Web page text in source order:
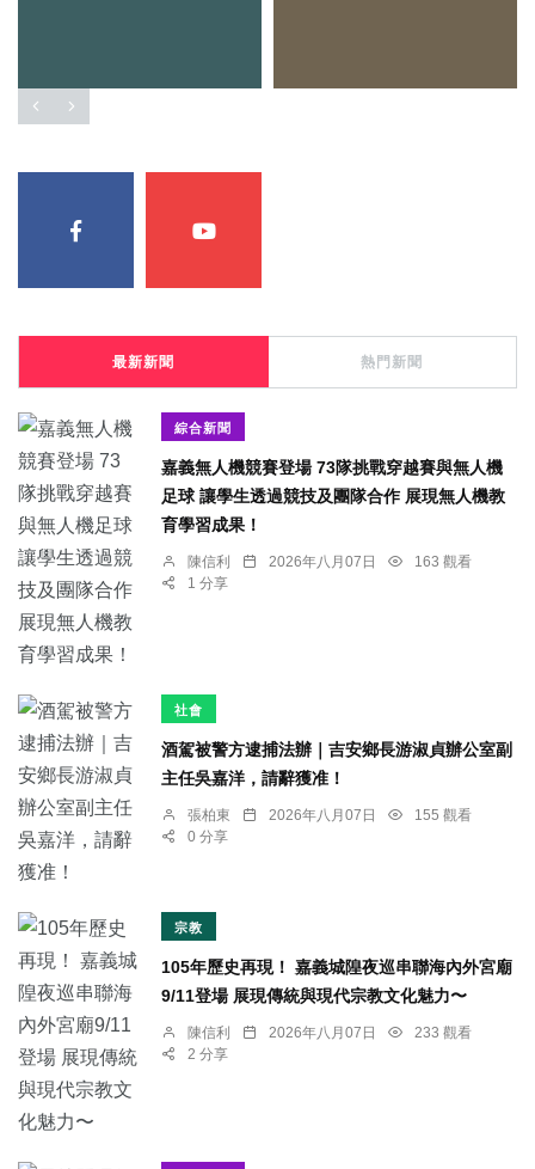
最新新聞 熱門新聞
綜合新聞
嘉義無人機競賽登場 73隊挑戰穿越賽與無人機
足球 讓學生透過競技及團隊合作 展現無人機教
育學習成果！
陳信利 2026年八月07日
163 觀看
1 分享
社會
酒駕被警方逮捕法辦｜吉安鄉長游淑貞辦公室副
主任吳嘉洋，請辭獲准！
張柏東 2026年八月07日
155 觀看
0 分享
宗教
105年歷史再現！ 嘉義城隍夜巡串聯海內外宮廟
9/11登場 展現傳統與現代宗教文化魅力〜
陳信利 2026年八月07日
233 觀看
2 分享